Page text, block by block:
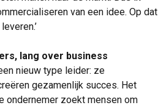
van een idee. Op dat
lang over business
nieuw type leider: ze
gezamenlijk succes. Het
ondernemer zoekt mensen om